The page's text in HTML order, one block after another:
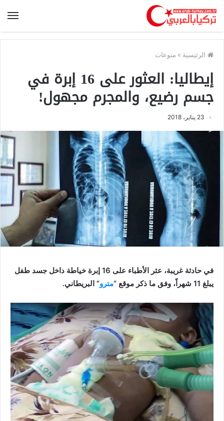
الرئيسية » منوعات
إيطاليا: العثور على 16 إبرة في
جسم رضيع، والمجرم مجهول!
23 يناير، 2018
في حادثة غريبة، عثر الأطباء على 16 إبرة خياطة داخل جسد طفل
يبلغ 11 شهراً، وفق ما ذكر موقع “
مترو” البريطاني.